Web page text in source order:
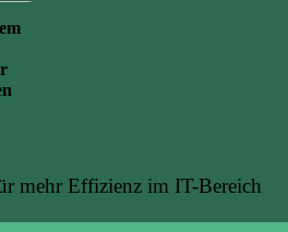
mehr Effizienz im IT-Bereich